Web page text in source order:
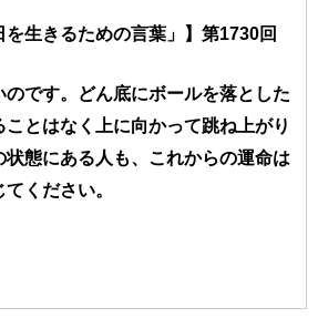
を生きるための言葉」】第1730回
のです。どん底にボールを落とした
ことはなく上に向かって跳ね上がり
状態にある人も、これからの運命は
ください。